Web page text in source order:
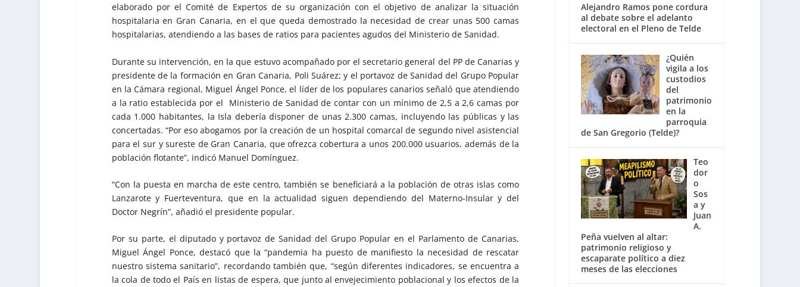
elaborado por el Comité de Expertos de su organización con el objetivo de analizar la situación
hospitalaria en Gran Canaria, en el que queda demostrado la necesidad de crear unas 500 camas
hospitalarias, atendiendo a las bases de ratios para pacientes agudos del Ministerio de Sanidad.
Durante su intervención, en la que estuvo acompañado por el secretario general del PP de Canarias y
presidente de la formación en Gran Canaria, Poli Suárez; y el portavoz de Sanidad del Grupo Popular
en la Cámara regional, Miguel Ángel Ponce, el líder de los populares canarios señaló que atendiendo
a la ratio establecida por el Ministerio de Sanidad de contar con un mínimo de 2,5 a 2,6 camas por
cada 1.000 habitantes, la Isla debería disponer de unas 2.300 camas, incluyendo las públicas y las
concertadas. “Por eso abogamos por la creación de un hospital comarcal de segundo nivel asistencial
para el sur y sureste de Gran Canaria, que ofrezca cobertura a unos 200.000 usuarios, además de la
población flotante”, indicó Manuel Domínguez.
“Con la puesta en marcha de este centro, también se beneficiará a la población de otras islas como
Lanzarote y Fuerteventura, que en la actualidad siguen dependiendo del Materno-Insular y del
Doctor Negrín”, añadió el presidente popular.
Por su parte, el diputado y portavoz de Sanidad del Grupo Popular en el Parlamento de Canarias,
Miguel Ángel Ponce, destacó que la “pandemia ha puesto de manifiesto la necesidad de rescatar
nuestro sistema sanitario”, recordando también que, “según diferentes indicadores, se encuentra a
la cola de todo el País en listas de espera, que junto al envejecimiento poblacional y los efectos de la
Alejandro Ramos pone cordura
al debate sobre el adelanto
electoral en el Pleno de Telde
¿Quién
vigila a los
custodios
del
patrimonio
en la
parroquia
de San Gregorio (Telde)?
Teo
dor
o
Sos
a y
Juan
A.
Peña vuelven al altar:
patrimonio religioso y
escaparate político a diez
meses de las elecciones